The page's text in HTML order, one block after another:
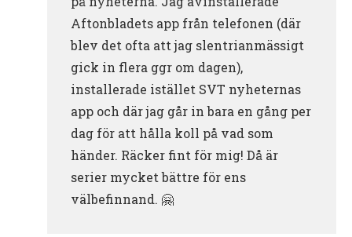
Aftonbladets app från telefonen (där
blev det ofta att jag slentrianmässigt
gick in flera ggr om dagen),
installerade istället SVT nyheternas
app och där jag går in bara en gång per
dag för att hålla koll på vad som
händer. Räcker fint för mig! Då är
serier mycket bättre för ens
välbefinnand. 🤗